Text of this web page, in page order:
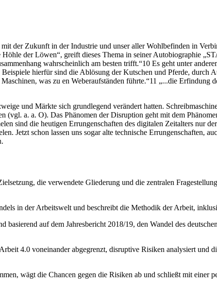
der Zukunft in der Industrie und unser aller Wohlbefinden in
der Löwen“, greift dieses Thema in seiner Autobiographie
wahrscheinlich am besten trifft.“10 Es geht unter
hierfür sind die Ablösung der Kutschen und Pferde, durch
was zu en Weberaufständen führte.“11 „...die Erfindung
und Märkte sich grundlegend verändert hatten.
a. a. O). Das Phänomen der Disruption geht mit dem
sind die heutigen Errungenschaften des digitalen Zeitalters nur
Jetzt schon lassen uns sogar alte technische Errungenschaften,
die verwendete Gliederung und die zentralen
in der Arbeitswelt und beschreibt die Methodik der Arbeit,
basierend auf dem Jahresbericht 2018/19, den Wandel des
4.0 voneinander abgegrenzt, disruptive Risiken analysiert und
wägt die Chancen gegen die Risiken ab und schließt mit einer